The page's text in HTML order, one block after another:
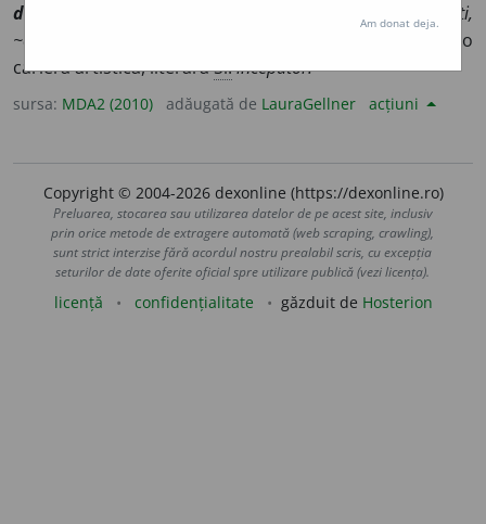
debut
~nți,
~e
] Persoană care debutează într-o
carieră artistică, literarăSi:începător.
sursa: MDA2 (2010) adăugată de LauraGellner acțiuni
Copyright © 2004-2026 dexonline (https://dexonline.ro)
Preluarea, stocarea sau utilizarea datelor de pe acest site, inclusiv
prin orice metode de extragere automată (web scraping, crawling),
sunt strict interzise fără acordul nostru prealabil scris, cu excepția
seturilor de date oferite oficial spre utilizare publică (vezi licența).
licență confidențialitate găzduit de Hosterion
Am donat deja.